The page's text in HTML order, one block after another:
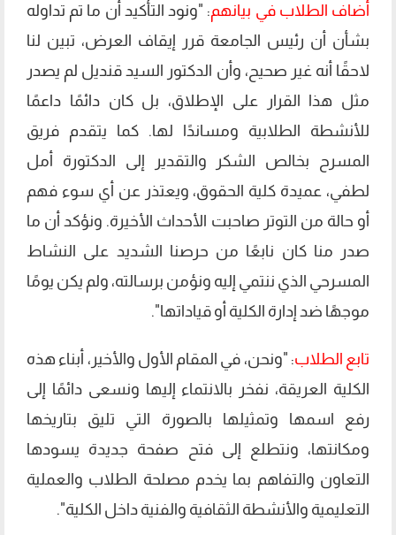
أضاف الطلاب في بيانهم: "ونود التأكيد أن ما تم تداوله
بشأن أن رئيس الجامعة قرر إيقاف العرض، تبين لنا
لاحقًا أنه غير صحيح، وأن الدكتور السيد قنديل لم يصدر
مثل هذا القرار على الإطلاق، بل كان دائمًا داعمًا
للأنشطة الطلابية ومساندًا لها. كما يتقدم فريق
المسرح بخالص الشكر والتقدير إلى الدكتورة أمل
لطفي، عميدة كلية الحقوق، ويعتذر عن أي سوء فهم
أو حالة من التوتر صاحبت الأحداث الأخيرة. ونؤكد أن ما
صدر منا كان نابعًا من حرصنا الشديد على النشاط
المسرحي الذي ننتمي إليه ونؤمن برسالته، ولم يكن يومًا
موجهًا ضد إدارة الكلية أو قياداتها".
تابع الطلاب: "ونحن، في المقام الأول والأخير، أبناء هذه
الكلية العريقة، نفخر بالانتماء إليها ونسعى دائمًا إلى
رفع اسمها وتمثيلها بالصورة التي تليق بتاريخها
ومكانتها، ونتطلع إلى فتح صفحة جديدة يسودها
التعاون والتفاهم بما يخدم مصلحة الطلاب والعملية
التعليمية والأنشطة الثقافية والفنية داخل الكلية".